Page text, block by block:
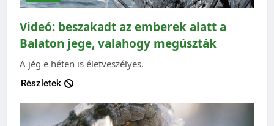
Videó: beszakadt az emberek alatt a
Balaton jege, valahogy megúszták
A jég e héten is életveszélyes.
Részletek